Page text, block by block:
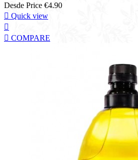
Desde Price €4.90
 Quick view

 COMPARE